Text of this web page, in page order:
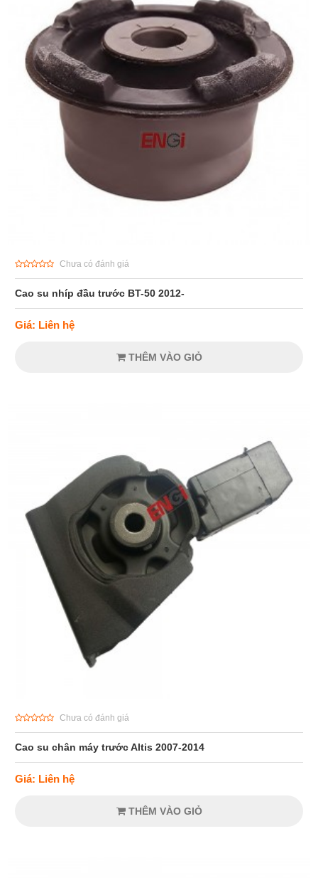
Chưa có đánh giá
Cao su nhíp đầu trước BT-50 2012-
Giá: Liên hệ
THÊM VÀO GIỎ
Chưa có đánh giá
Cao su chân máy trước Altis 2007-2014
Giá: Liên hệ
THÊM VÀO GIỎ